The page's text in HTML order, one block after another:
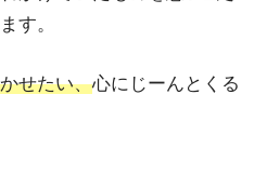
す。
せたい、心にじーんとくる